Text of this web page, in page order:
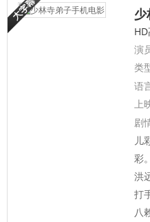
演
类
语
上
剧
儿
彩
洪
打
八